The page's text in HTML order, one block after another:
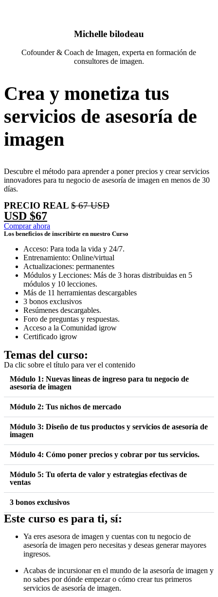
Michelle bilodeau
Cofounder & Coach de Imagen, experta en formación de
consultores de imagen.
Crea y monetiza tus
servicios de asesoría de
imagen
Descubre el método para aprender a poner precios y crear servicios
innovadores para tu negocio de asesoría de imagen en menos de 30
días.
PRECIO REAL $ 67 USD
USD $67
Comprar ahora
Los beneficios de inscribirte en nuestro Curso
Acceso: Para toda la vida y 24/7.
Entrenamiento: Online/virtual
Actualizaciones: permanentes
Módulos y Lecciones: Más de 3 horas distribuidas en 5
módulos y 10 lecciones.
Más de 11 herramientas descargables
3 bonos exclusivos
Resúmenes descargables.
Foro de preguntas y respuestas.
Acceso a la Comunidad igrow
Certificado igrow
Temas del curso:
Da clic sobre el título para ver el contenido
Módulo 1: Nuevas líneas de ingreso para tu negocio de
asesoría de imagen
Módulo 2: Tus nichos de mercado
Módulo 3: Diseño de tus productos y servicios de asesoría de
imagen
Módulo 4: Cómo poner precios y cobrar por tus servicios.
Módulo 5: Tu oferta de valor y estrategias efectivas de
ventas
3 bonos exclusivos
Este curso es para ti, sí:
Ya eres asesora de imagen y cuentas con tu negocio de
asesoría de imagen pero necesitas y deseas generar mayores
ingresos.
Acabas de incursionar en el mundo de la asesoría de imagen y
no sabes por dónde empezar o cómo crear tus primeros
servicios de asesoría de imagen.